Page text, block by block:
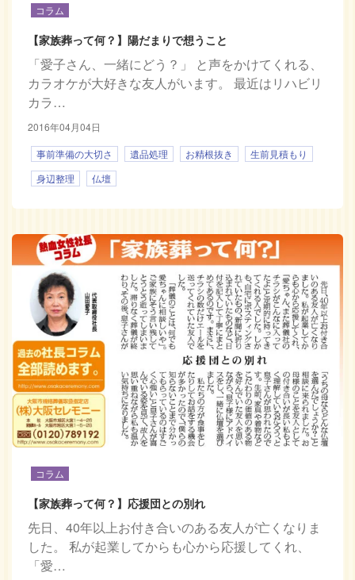
コラム
【家族葬って何？】陽だまりで想うこと
「愛子さん、一緒にどう？」 と声をかけてくれる、
カラオケが大好きな友人がいます。 最近はリハビリ
カラ…
2016年04月04日
事前準備の大切さ
遺品処理 お精根抜き
生前見積もり
身辺整理
仏壇
コラム
【家族葬って何？】応援団との別れ
先日、40年以上お付き合いのある友人が亡くなりま
した。 私が起業してからも心から応援してくれ、
「愛…